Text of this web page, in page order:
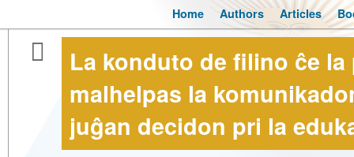
Home Authors Articles
La konduto de filino ĉe
malhelpas la
juĝan decidon pri la